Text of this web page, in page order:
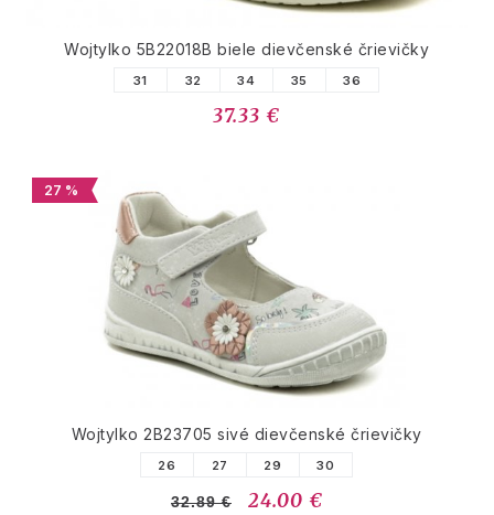
Wojtylko 5B22018B biele dievčenské črievičky
31 32 34 35 36
37.33 €
27 %
Wojtylko 2B23705 sivé dievčenské črievičky
26 27 29 30
32.89 € 24.00 €